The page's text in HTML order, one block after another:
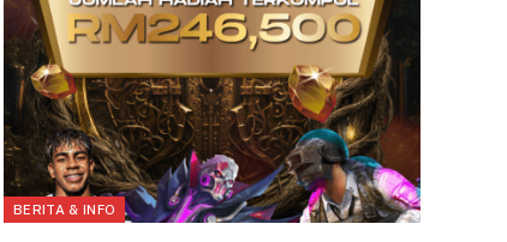
BERITA & INFO